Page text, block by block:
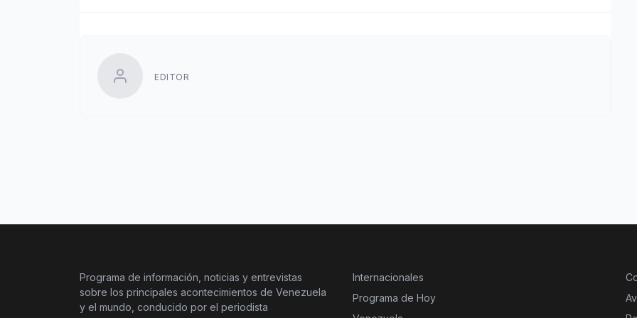
EDITOR
Programa de información, noticias y entrevistas
sobre los principales acontecimientos de Venezuela
y el mundo, conducido por el periodista
Internacionales
Programa de Hoy